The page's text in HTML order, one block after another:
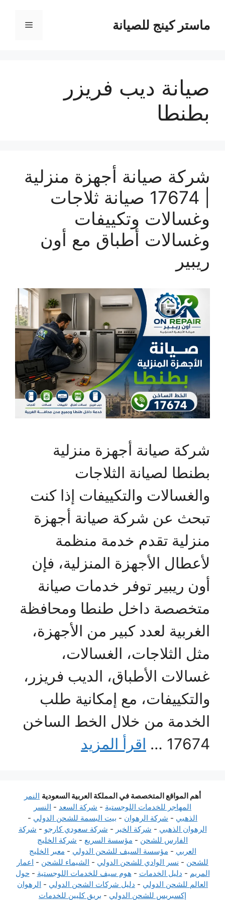
المحتوىماستر كينج للصيانة القائمة
صيانة ديب فريزر
بطنطا
شركة صيانة أجهزة منزلية
| 17674 صيانة ثلاجات
وغسالات وتكييفات
وغسالات أطباق مع أون
ريبير
شركة صيانة أجهزة منزلية
بطنطا لصيانة الثلاجات
والغسالات والتكييفات إذا كنت
تبحث عن شركة صيانة أجهزة
منزلية تقدم خدمة منظمة
لأعطال الأجهزة المنزلية، فإن
أون ريبير توفر خدمات صيانة
متخصصة داخل طنطا ومحافظة
الغربية لعدد كبير من الأجهزة،
مثل الثلاجات، الغسالات،
غسالات الأطباق، الديب فريزر،
والتكييفات، مع إمكانية طلب
الخدمة من خلال الخط الساخن
17674 …
اقرأ المزيد
أهم المواقع المتخصصة في المملكة العربية السعودية النمر
المهاجر للخدمات اللوجستية - شركة السعد - النسر
الذهبي - شركة الرهوان - بيت البسمة للشحن الدولي -
الرهوان الذهبي - شركة الخير - شركة سعودي كارجو - شركة
الفارس للشحن - مؤسسة السريع - شركة الخليج
العربي - مؤسسة السيف للشحن الدولي - معبر الخليج
للشحن - نسر الوادي للشحن الدولي - الشيماء للشحن - اعمار
المريم - دليل الخدمات - هوم سيف للخدمات اللوجستية -حول
العالم للشحن الدولي - دليل شركات الشحن الدولي - الرهوان
إكسبريس للشحن الدولي - بريق كليين للخدمات